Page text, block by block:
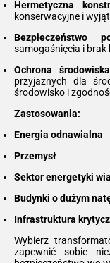
Hermetyczna
konserwacyjne i
Bezpieczeństwo
samogaśnięcia i
Ochrona
przyjaznych dla
środowisko i
Zastosowania:
Energia odnawialna
Przemysł
Sektor energetyki
Budynki o dużym
Infrastruktura
Wybierz
zapewnić sobie